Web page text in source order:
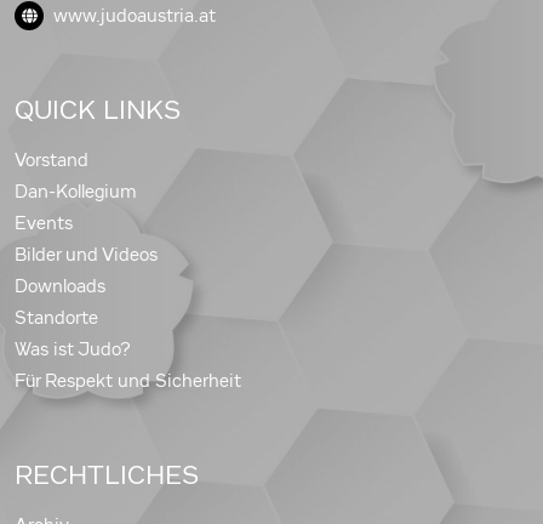
www.judoaustria.at
QUICK LINKS
Vorstand
Dan-Kollegium
Events
Bilder und Videos
Downloads
Standorte
Was ist Judo?
Für Respekt und Sicherheit
RECHTLICHES